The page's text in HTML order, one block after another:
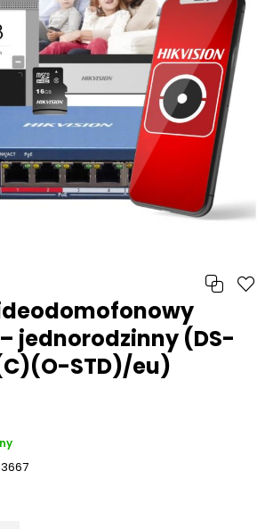
jednorodzinny (DS-
STD)/eu)